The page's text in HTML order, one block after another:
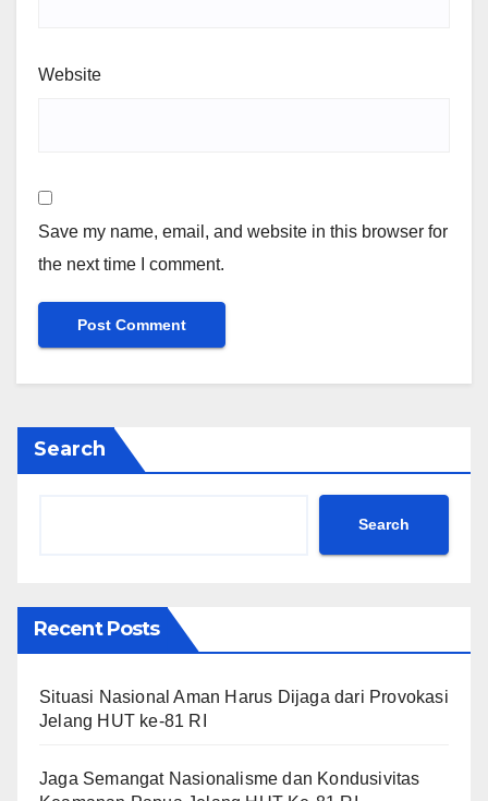
Website
Save my name, email, and website in this browser for
the next time I comment.
Search
Search
Recent Posts
Situasi Nasional Aman Harus Dijaga dari Provokasi
Jelang HUT ke-81 RI
Jaga Semangat Nasionalisme dan Kondusivitas